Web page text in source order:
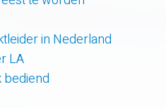
in Nederland
LA
bediend